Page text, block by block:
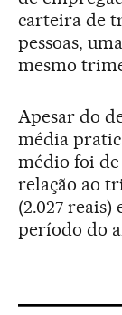
carteira de
pessoas,
mesmo
Apesar do
média
médio foi de
relação ao
(2.027 reais)
período do